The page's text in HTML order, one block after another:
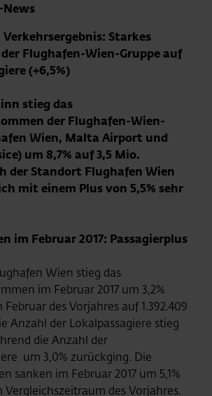
News
Verkehrsergebnis: Starkes
Flughafen-Wien-Gruppe auf
(+6,5%)
stieg das
der Flughafen-Wien-
Wien, Malta Airport und
um 8,7% auf 3,5 Mio.
der Standort Flughafen Wien
mit einem Plus von 5,5% sehr
im Februar 2017: Passagierplus
Wien stieg das
im Februar 2017 um 3,2%
des Vorjahres auf 1.392.409
Anzahl der Lokalpassagiere stieg
die Anzahl der
um 3,0% zurückging. Die
sanken im Februar 2017 um 5,1%
Vergleichszeitraum des Vorjahres.